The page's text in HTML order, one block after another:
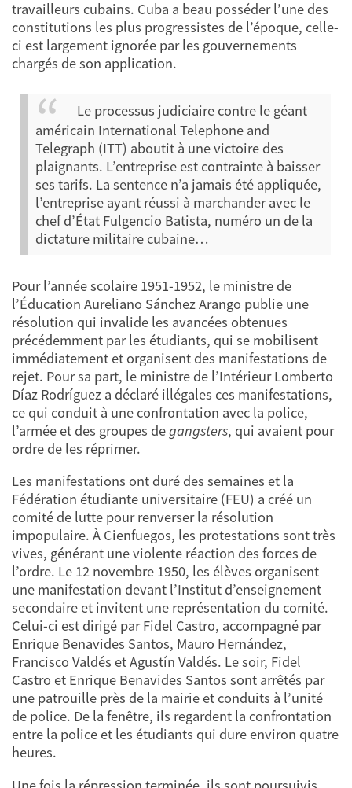
travailleurs cubains. Cuba a beau posséder l’une des
constitutions les plus progressistes de l’époque, celle-
ci est largement ignorée par les gouvernements
chargés de son application.
Le processus judiciaire contre le géant
américain International Telephone and
Telegraph (ITT) aboutit à une victoire des
plaignants. L’entreprise est contrainte à baisser
ses tarifs. La sentence n’a jamais été appliquée,
l’entreprise ayant réussi à marchander avec le
chef d’État Fulgencio Batista, numéro un de la
dictature militaire cubaine…
Pour l’année scolaire 1951-1952, le ministre de
l’Éducation Aureliano Sánchez Arango publie une
résolution qui invalide les avancées obtenues
précédemment par les étudiants, qui se mobilisent
immédiatement et organisent des manifestations de
rejet. Pour sa part, le ministre de l’Intérieur Lomberto
Díaz Rodríguez a déclaré illégales ces manifestations,
ce qui conduit à une confrontation avec la police,
l’armée et des groupes degangsters, qui avaient pour
ordre de les réprimer.
Les manifestations ont duré des semaines et la
Fédération étudiante universitaire (FEU) a créé un
comité de lutte pour renverser la résolution
impopulaire. À Cienfuegos, les protestations sont très
vives, générant une violente réaction des forces de
l’ordre. Le 12 novembre 1950, les élèves organisent
une manifestation devant l’Institut d’enseignement
secondaire et invitent une représentation du comité.
Celui-ci est dirigé par Fidel Castro, accompagné par
Enrique Benavides Santos, Mauro Hernández,
Francisco Valdés et Agustín Valdés. Le soir, Fidel
Castro et Enrique Benavides Santos sont arrêtés par
une patrouille près de la mairie et conduits à l’unité
de police. De la fenêtre, ils regardent la confrontation
entre la police et les étudiants qui dure environ quatre
heures.